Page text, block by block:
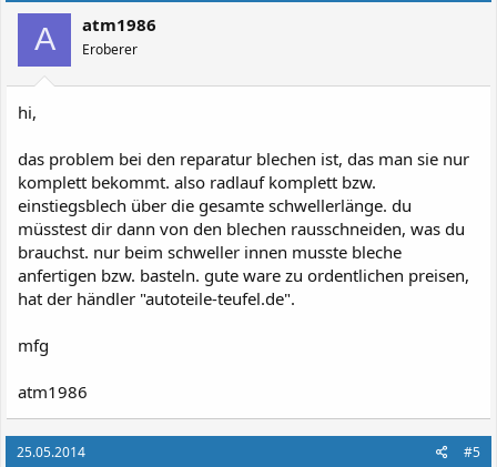
A atm1986
Eroberer
hi,
das problem bei den reparatur blechen ist, das man sie nur
komplett bekommt. also radlauf komplett bzw.
einstiegsblech über die gesamte schwellerlänge. du
müsstest dir dann von den blechen rausschneiden, was du
brauchst. nur beim schweller innen musste bleche
anfertigen bzw. basteln. gute ware zu ordentlichen preisen,
hat der händler "autoteile-teufel.de".
mfg
atm1986
25.05.2014 #5